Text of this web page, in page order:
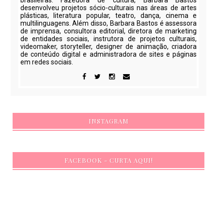
desenvolveu projetos sócio-culturais nas áreas de artes
plásticas, literatura popular, teatro, dança, cinema e
multilinguagens. Além disso, Barbara Bastos é assessora
de imprensa, consultora editorial, diretora de marketing
de entidades sociais, instrutora de projetos culturais,
videomaker, storyteller, designer de animação, criadora
de conteúdo digital e administradora de sites e páginas
em redes sociais.
INSTAGRAM
FACEBOOK - CURTA AQUI!